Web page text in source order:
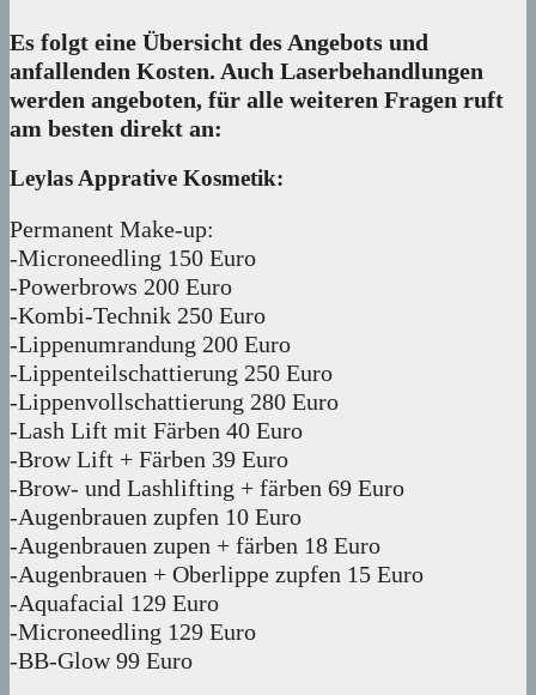
Es folgt eine Übersicht des Angebots und
anfallenden Kosten. Auch Laserbehandlungen
werden angeboten, für alle weiteren Fragen ruft
am besten direkt an:
Leylas Apprative Kosmetik:
Permanent Make-up:
-Microneedling 150 Euro
-Powerbrows 200 Euro
-Kombi-Technik 250 Euro
-Lippenumrandung 200 Euro
-Lippenteilschattierung 250 Euro
-Lippenvollschattierung 280 Euro
-Lash Lift mit Färben 40 Euro
-Brow Lift + Färben 39 Euro
-Brow- und Lashlifting + färben 69 Euro
-Augenbrauen zupfen 10 Euro
-Augenbrauen zupen + färben 18 Euro
-Augenbrauen + Oberlippe zupfen 15 Euro
-Aquafacial 129 Euro
-Microneedling 129 Euro
-BB-Glow 99 Euro